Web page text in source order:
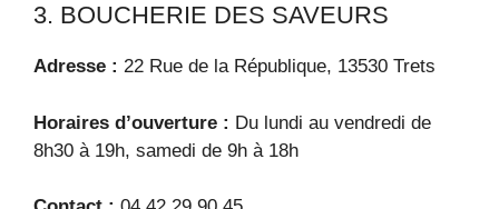
3. BOUCHERIE DES SAVEURS
Adresse : 22 Rue de la République, 13530 Trets
Horaires d’ouverture : Du lundi au vendredi de
8h30 à 19h, samedi de 9h à 18h